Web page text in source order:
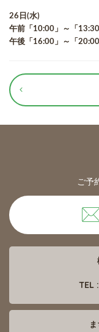
26日(水)
午前「10:00」～「13:30
午後「16:00」～「20:00
ご予
TEL :